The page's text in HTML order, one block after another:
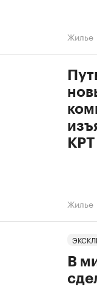
Жилье
Жилье
КРТ
В